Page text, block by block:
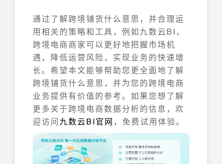
通过了解跨境铺货什么意思，并合理运
用相关的策略和工具，例如九数云BI，
跨境电商商家可以更好地把握市场机
遇，降低运营风险，实现业务的快速增
长。希望本文能够帮助您更全面地了解
跨境铺货什么意思，并为您的跨境电商
业务提供有价值的参考。如果您想了解
更多关于跨境电商数据分析的信息，欢
迎访问九数云BI官网 ，免费试用体验。